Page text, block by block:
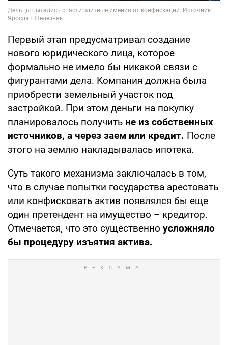
Первый этап предусматривал создание
нового юридического лица, которое
формально не имело бы никакой связи с
фигурантами дела. Компания должна была
приобрести земельный участок под
застройкой. При этом деньги на покупку
планировалось получить не из собственных
источников, а через заем или кредит. После
этого на землю накладывалась ипотека.
Суть такого механизма заключалась в том,
что в случае попытки государства арестовать
или конфисковать актив появлялся бы еще
один претендент на имущество – кредитор.
Отмечается, что это существенно усложняло
бы процедуру изъятия актива.